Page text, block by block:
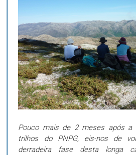
Pouco mais de 2 meses após a
trilhos do PNPG, eis-nos de
derradeira fase desta longa